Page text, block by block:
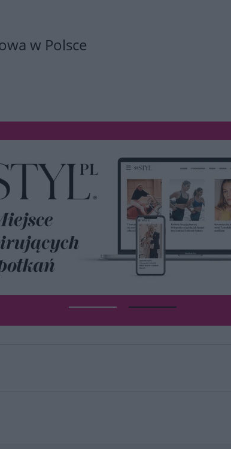
w Polsce